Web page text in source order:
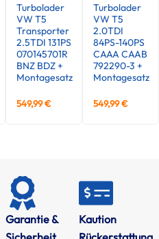
Turbolader
VW T5
Transporter
2.5TDI 131PS
070145701R
BNZ BDZ +
Montagesatz
549,99€
Turbolader
VW T5
2.0TDI
84PS-140PS
CAAA CAAB
792290-3 +
Montagesatz
549,99€
Garantie &
Kaution